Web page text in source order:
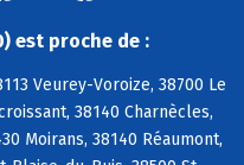
est proche de :
Veurey-Voroize, 38700 Le
38140 Charnècles,
Moirans, 38140 Réaumont,